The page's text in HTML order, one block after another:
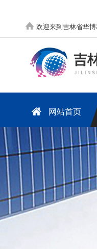
欢迎来到吉林省华
网站首页